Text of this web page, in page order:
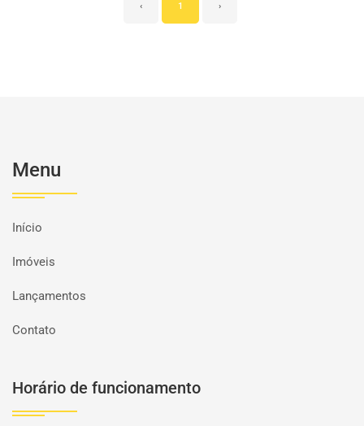
‹ 1 ›
Menu
Início
Imóveis
Lançamentos
Contato
Horário de funcionamento